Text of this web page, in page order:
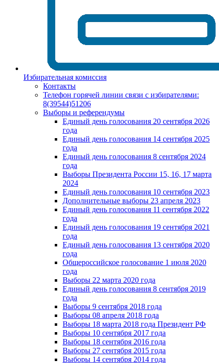
Избирательная комиссия
Контакты
Телефон горячей линии связи с избирателями:
8(39544)51206
Выборы и референдумы
Единый день голосования 20 сентября 2026
года
Единый день голосования 14 сентября 2025
года
Единый день голосования 8 сентября 2024
года
Выборы Президента России 15, 16, 17 марта
2024
Единый день голосования 10 сентября 2023
Дополнительные выборы 23 апреля 2023
Единый день голосования 11 сентября 2022
года
Единый день голосования 19 сентября 2021
года
Единый день голосования 13 сентября 2020
года
Общероссийское голосование 1 июля 2020
года
Выборы 22 марта 2020 года
Единый день голосования 8 сентября 2019
года
Выборы 9 сентября 2018 года
Выборы 08 апреля 2018 года
Выборы 18 марта 2018 года Президент РФ
Выборы 10 сентября 2017 года
Выборы 18 сентября 2016 года
Выборы 27 сентября 2015 года
Выборы 14 сентября 2014 года